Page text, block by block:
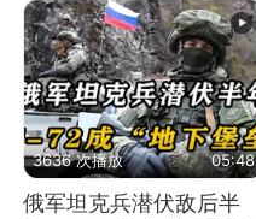
3636 次播放 05:48
俄军坦克兵潜伏敌后半